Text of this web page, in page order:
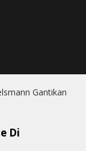
Gantikan
Di